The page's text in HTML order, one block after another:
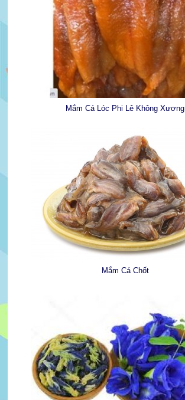
Mắm Cá Lóc Phi Lê Không Xương
Mắm Cá Chốt